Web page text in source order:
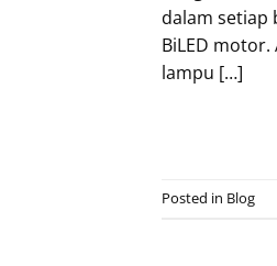
dalam setiap
BiLED
lampu […]
Posted in Blog